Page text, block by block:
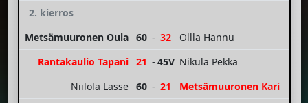
2. kierros
Metsämuuronen Oula
60 - 32
Ollla Hannu
Rantakaulio Tapani
21 - 45V Nikula Pekka
Niilola Lasse
60 - 21
Metsämuuronen Kari